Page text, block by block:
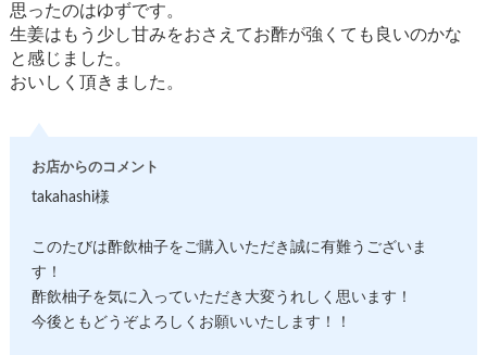
思ったのはゆずです。
生姜はもう少し甘みをおさえてお酢が強くても良いのかな
と感じました。
おいしく頂きました。
お店からのコメント
takahashi様
このたびは酢飲柚子をご購入いただき誠に有難うございま
す！
酢飲柚子を気に入っていただき大変うれしく思います！
今後ともどうぞよろしくお願いいたします！！